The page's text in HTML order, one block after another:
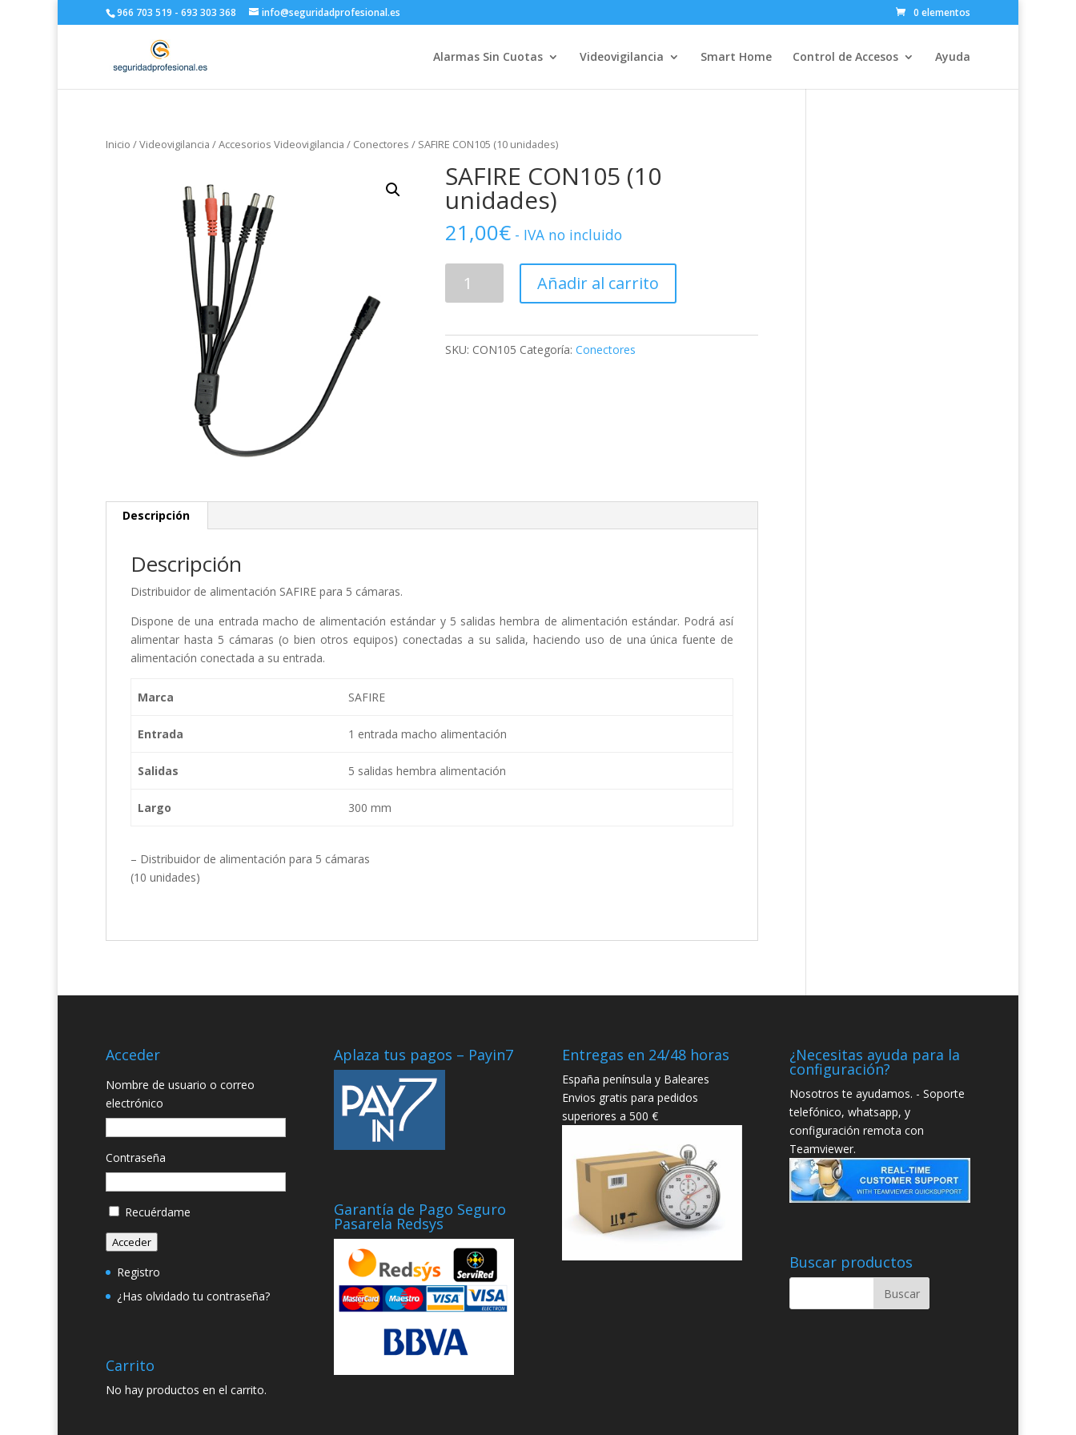
966 703 519 - 693 303 368 info@seguridadprofesional.es 0 elementos
Alarmas Sin Cuotas Videovigilancia Smart Home Control de Accesos Ayuda
Inicio /Videovigilancia /Accesorios Videovigilancia / Conectores / SAFIRE CON105 (10 unidades)
SAFIRE CON105 (10
unidades)
21,00€ - IVA no incluido
CON105
cantidad
Añadir al carrito
SKU: CON105 Categoría:Conectores
Descripción
Descripción
Distribuidor de alimentación SAFIRE para 5 cámaras.
Dispone de una entrada macho de alimentación estándar y 5 salidas hembra de alimentación estándar. Podrá así
alimentar hasta 5 cámaras (o bien otros equipos) conectadas a su salida, haciendo uso de una única fuente de
alimentación conectada a su entrada.
Marca SAFIRE
Entrada 1 entrada macho alimentación
Salidas 5 salidas hembra alimentación
Largo 300 mm
– Distribuidor de alimentación para 5 cámaras
(10 unidades)
Acceder
Nombre de usuario o correo
electrónico
Contraseña
Recuérdame
Acceder
Registro
¿Has olvidado tu contraseña?
Carrito
No hay productos en el carrito.
Aplaza tus pagos – Payin7
Garantía de Pago Seguro
Pasarela Redsys
Entregas en 24/48 horas
España península y Baleares
Envios gratis para pedidos
superiores a 500 €
¿Necesitas ayuda para la
configuración?
Nosotros te ayudamos. - Soporte
telefónico, whatsapp, y
configuración remota con
Teamviewer.
Buscar productos